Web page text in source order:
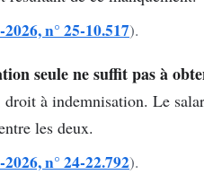
2026, n° 25-10.517).
seule ne suffit pas à
droit à indemnisation. Le
les deux.
2026, n° 24-22.792).